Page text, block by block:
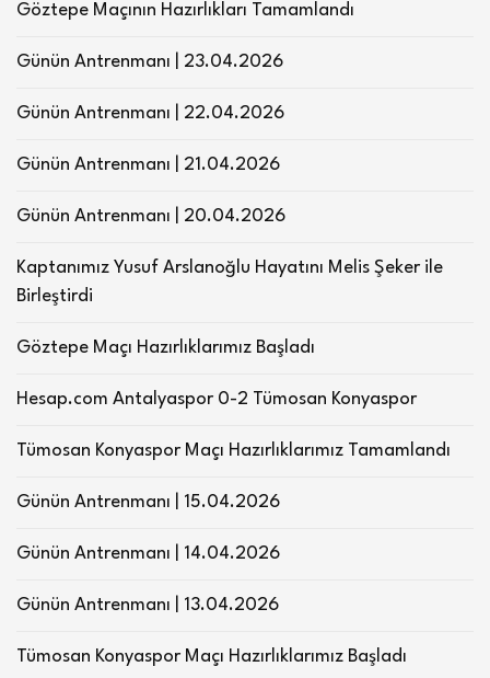
Göztepe Maçının Hazırlıkları Tamamlandı
Günün Antrenmanı | 23.04.2026
Günün Antrenmanı | 22.04.2026
Günün Antrenmanı | 21.04.2026
Günün Antrenmanı | 20.04.2026
Kaptanımız Yusuf Arslanoğlu Hayatını Melis Şeker ile
Birleştirdi
Göztepe Maçı Hazırlıklarımız Başladı
Hesap.com Antalyaspor 0-2 Tümosan Konyaspor
Tümosan Konyaspor Maçı Hazırlıklarımız Tamamlandı
Günün Antrenmanı | 15.04.2026
Günün Antrenmanı | 14.04.2026
Günün Antrenmanı | 13.04.2026
Tümosan Konyaspor Maçı Hazırlıklarımız Başladı